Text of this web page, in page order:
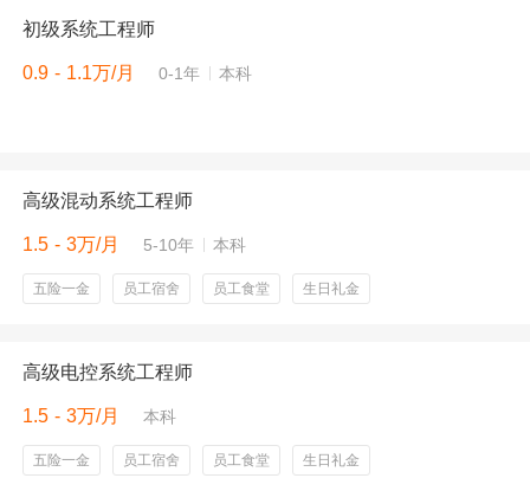
初级系统工程师
0.9 - 1.1万/月 0-1年 本科
高级混动系统工程师
1.5 - 3万/月 5-10年 本科
五险一金 员工宿舍 员工食堂 生日礼金
高级电控系统工程师
1.5 - 3万/月 本科
五险一金 员工宿舍 员工食堂 生日礼金